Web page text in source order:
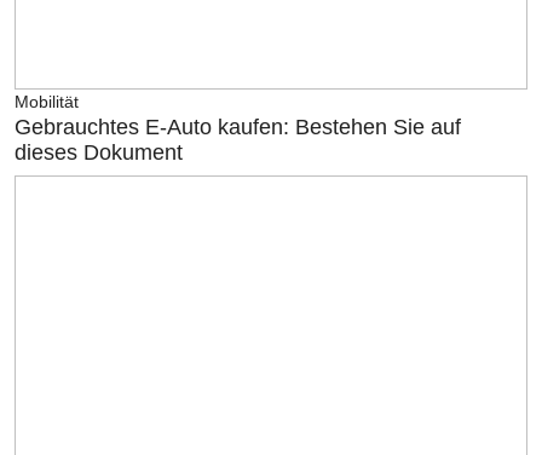
Mobilität
Gebrauchtes E-Auto kaufen: Bestehen Sie auf
dieses Dokument